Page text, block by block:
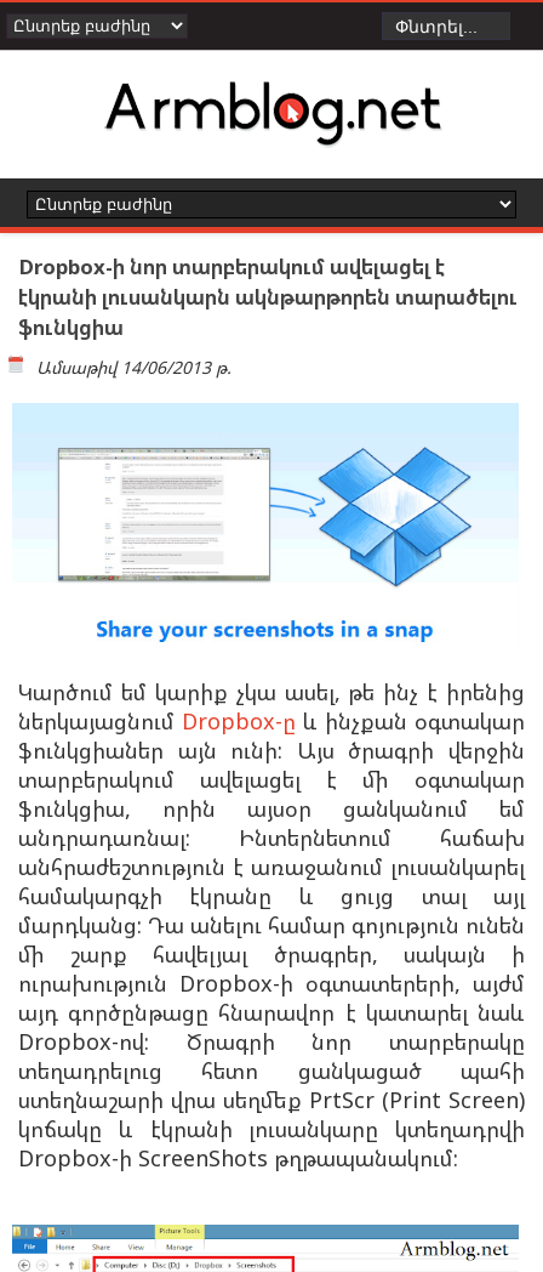
Dropbox-ի նոր տարբերակում ավելացել է
էկրանի լուսանկարն ակնթարթորեն տարածելու
ֆունկցիա
Ամսաթիվ 14/06/2013 թ.
Կարծում եմ կարիք չկա ասել, թե ինչ է իրենից
ներկայացնում Dropbox-ը և ինչքան օգտակար
ֆունկցիաներ այն ունի: Այս ծրագրի վերջին
տարբերակում ավելացել է մի օգտակար
ֆունկցիա, որին այսօր ցանկանում եմ
անդրադառնալ: Ինտերնետում հաճախ
անհրաժեշտություն է առաջանում լուսանկարել
համակարգչի էկրանը և ցույց տալ այլ
մարդկանց: Դա անելու համար գոյություն ունեն
մի շարք հավելյալ ծրագրեր, սակայն ի
ուրախություն Dropbox-ի օգտատերերի, այժմ
այդ գործընթացը հնարավոր է կատարել նաև
Dropbox-ով: Ծրագրի նոր տարբերակը
տեղադրելուց հետո ցանկացած պահի
ստեղնաշարի վրա սեղմեք PrtScr (Print Screen)
կոճակը և էկրանի լուսանկարը կտեղադրվի
Dropbox-ի ScreenShots թղթապանակում: